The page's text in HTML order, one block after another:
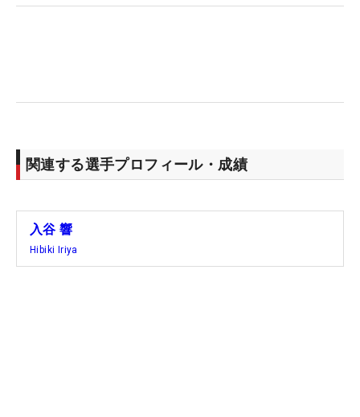
左がトップのポジション。切り返しで沈む動きがある （撮影：鈴木祥）
関連する選手プロフィール・成績
入谷 響
Hibiki Iriya